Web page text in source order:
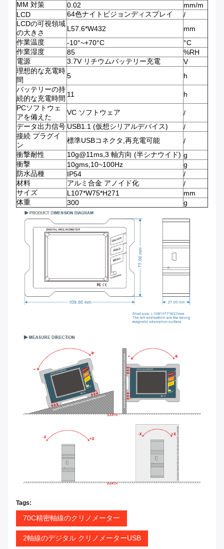
MM 対策
0.02
mm/m
LCD
64色ナイトビジョンディスプレイ
/
LCDの可視領域
の大きさ
L57.6*W432
mm
作業温度
-10°~+70°C
°C
作業湿度
85
%RH
電源
3.7V リチウムバッテリー充電
V
理想的な充電時
間
5
h
バッテリーの持
続的な充電時間 11
h
PCソフトウェ
アを備えた
VC ソフトウェア
/
データ出力信号 USB1.1 (仮想シリアルデバイス)
/
接続 プラグイ
ン
標準USBコネクタ,再充電可能
/
衝撃耐性
10g@11ms,3 軸方向 (半シナウイド) g
衝撃
10gms,10~100Hz
g
防水品種
IP54
/
材料
アルミ合金 アノイド化
/
サイズ
L107*W75*H271
mm
体重
300 g
Tags:
70C精密軸線のクリノメーター
2軸線のデジタル クリノメーターUSB